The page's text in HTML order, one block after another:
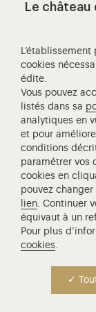
L'Opéra royal de
Centre de
Centre de
Réseau des
Société des Amis
Académie
Campus Versailles
Le
cookies
édite.
Vous pouvez
listés dans sa
analytiques en
et pour
conditions
paramétrer vos
cookies en
pouvez
lien. Continuer
équivaut à un
Pour plus
cookies.